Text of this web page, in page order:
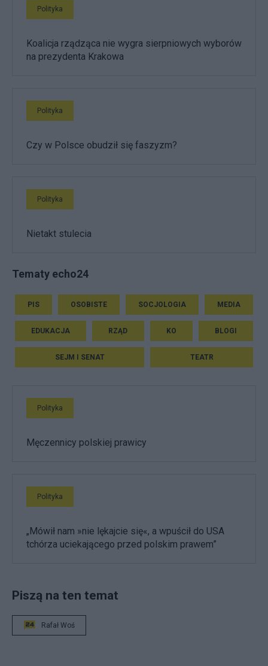
Polityka
Koalicja rządząca nie wygra sierpniowych wyborów
na prezydenta Krakowa
Polityka
Czy w Polsce obudził się faszyzm?
Polityka
Nietakt stulecia
Tematy echo24
PIS OSOBISTE SOCJOLOGIA MEDIA
EDUKACJA RZĄD KO BLOGI
SEJM I SENAT TEATR
Polityka
Męczennicy polskiej prawicy
Polityka
„Mówił nam »nie lękajcie się«, a wpuścił do USA
tchórza uciekającego przed polskim prawem”
Piszą na ten temat
Rafał Woś